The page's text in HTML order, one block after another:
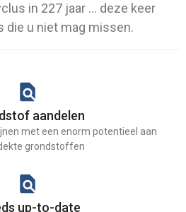
in 227 jaar … deze keer
die u niet mag missen.
aandelen
met een enorm potentieel aan
grondstoffen
up-to-date